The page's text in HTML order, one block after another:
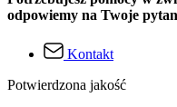
odpowiemy na Twoje
Kontakt
Potwierdzona jakość